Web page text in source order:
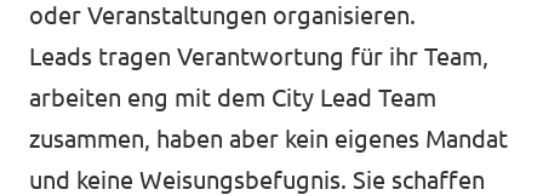
oder Veranstaltungen organisieren.
Leads tragen Verantwortung für ihr Team,
arbeiten eng mit dem City Lead Team
zusammen, haben aber kein eigenes Mandat
und keine Weisungsbefugnis. Sie schaffen